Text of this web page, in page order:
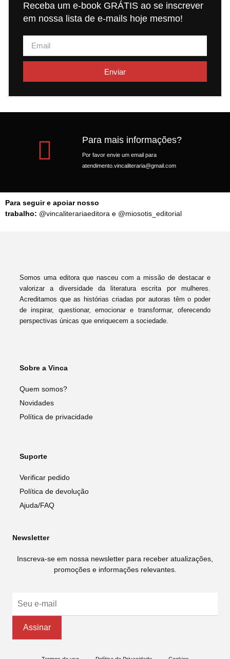
Receba um e-book GRÁTIS ao se inscrever
em nossa lista de e-mails hoje mesmo!
Enviar
Para mais informações?
Por favor envie um email para
atendimento.vincaliteraria@gmail.com
Para seguir e apoiar nosso
trabalho: @vincaliterariaeditora e @miosotis_editorial
Somos uma editora que nasceu com a missão de destacar e
valorizar a diversidade da literatura escrita por mulheres.
Acreditamos que as histórias criadas por autoras têm o poder
de inspirar, questionar, emocionar e transformar, oferecendo
perspectivas únicas que enriquecem a sociedade.
Sobre a Vinca
Quem somos?
Novidades
Política de privacidade
Suporte
Verificar pedido
Política de devolução
Ajuda/FAQ
Newsletter
Inscreva-se em nossa newsletter para receber atualizações,
promoções e informações relevantes.